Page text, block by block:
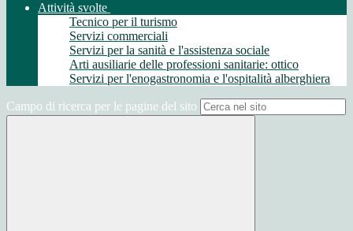
Attività svolte
Tecnico per il turismo
Servizi commerciali
Servizi per la sanità e l'assistenza sociale
Arti ausiliarie delle professioni sanitarie: ottico
Servizi per l'enogastronomia e l'ospitalità alberghiera
Campo di ricerca per le pagine del sito